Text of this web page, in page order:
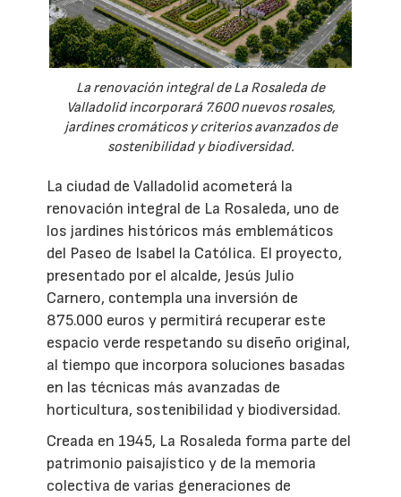
La renovación integral de La Rosaleda de
Valladolid incorporará 7.600 nuevos rosales,
jardines cromáticos y criterios avanzados de
sostenibilidad y biodiversidad.
La ciudad de Valladolid acometerá la
renovación integral de La Rosaleda, uno de
los jardines históricos más emblemáticos
del Paseo de Isabel la Católica. El proyecto,
presentado por el alcalde, Jesús Julio
Carnero, contempla una inversión de
875.000 euros y permitirá recuperar este
espacio verde respetando su diseño original,
al tiempo que incorpora soluciones basadas
en las técnicas más avanzadas de
horticultura, sostenibilidad y biodiversidad.
Creada en 1945, La Rosaleda forma parte del
patrimonio paisajístico y de la memoria
colectiva de varias generaciones de